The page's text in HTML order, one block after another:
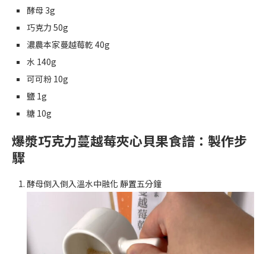
酵母 3g
巧克力 50g
濃農本家蔓越莓乾 40g
水 140g
可可粉 10g
鹽 1g
糖 10g
爆漿巧克力蔓越莓夾心貝果食譜：製作步
驟
酵母倒入倒入溫水中融化 靜置五分鐘